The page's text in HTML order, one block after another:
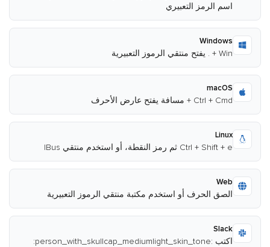
اسم الرمز التعبيري
Windows
Win + . يفتح منتقي الرموز التعبيرية
macOS
Ctrl + Cmd + مسافة يفتح عارض الأحرف
Linux
Ctrl + Shift + e ثم رمز النقطة، أو استخدم منتقي IBus
Web
الصق الحرف أو استخدم مكتبة منتقي الرموز التعبيرية
Slack
اكتب :person_with_skullcap_mediumlight_skin_tone: